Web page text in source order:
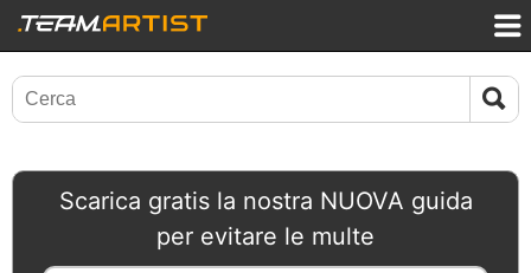
Scarica gratis la nostra NUOVA guida
per evitare le multe